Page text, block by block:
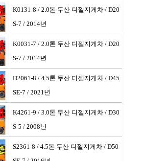
K0131-8 / 2.0톤 두산 디젤지게차 / D20
S-7 / 2014년
K0031-7 / 2.0톤 두산 디젤지게차 / D20
S-7 / 2014년
D2061-8 / 4.5톤 두산 디젤지게차 / D45
SE-7 / 2021년
K4261-9 / 3.0톤 두산 디젤지게차 / D30
S-5 / 2008년
S2361-8 / 4.5톤 두산 디젤지게차 / D50